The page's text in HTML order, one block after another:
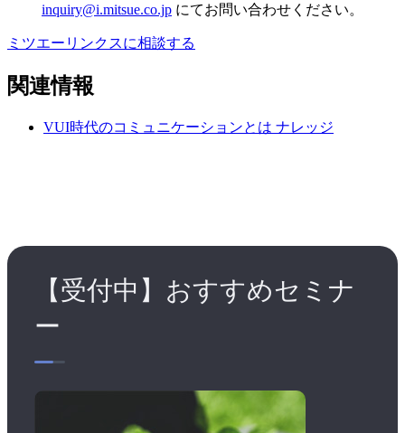
inquiry@i.mitsue.co.jp にてお問い合わせください。
ミツエーリンクスに相談する
関連情報
VUI時代のコミュニケーションとは ナレッジ
【受付中】おすすめセミナ
ー